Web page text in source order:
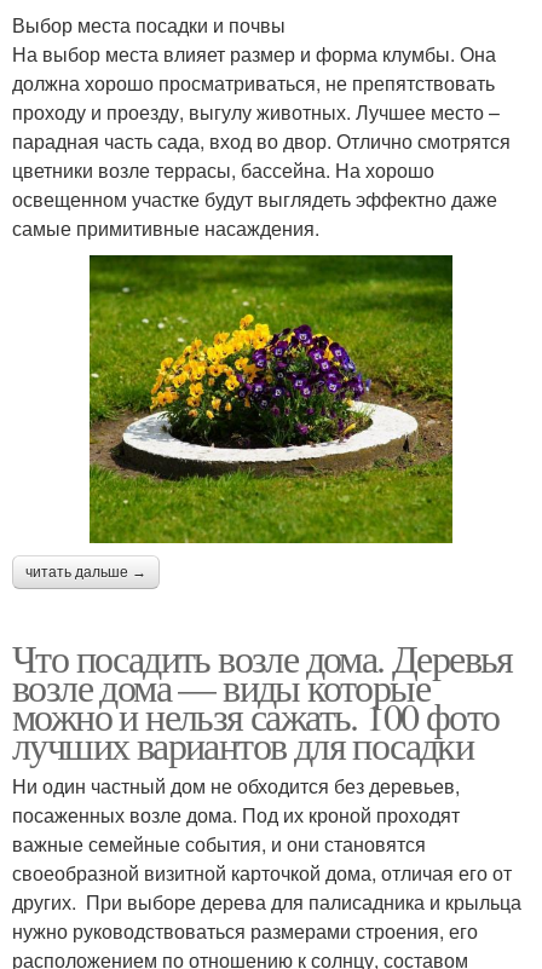
Выбор места посадки и почвы
На выбор места влияет размер и форма клумбы. Она
должна хорошо просматриваться, не препятствовать
проходу и проезду, выгулу животных. Лучшее место –
парадная часть сада, вход во двор. Отлично смотрятся
цветники возле террасы, бассейна. На хорошо
освещенном участке будут выглядеть эффектно даже
самые примитивные насаждения.
читать дальше →
Что посадить возле дома. Деревья
возле дома — виды которые
можно и нельзя сажать. 100 фото
лучших вариантов для посадки
Ни один частный дом не обходится без деревьев,
посаженных возле дома. Под их кроной проходят
важные семейные события, и они становятся
своеобразной визитной карточкой дома, отличая его от
других. При выборе дерева для палисадника и крыльца
нужно руководствоваться размерами строения, его
расположением по отношению к солнцу, составом